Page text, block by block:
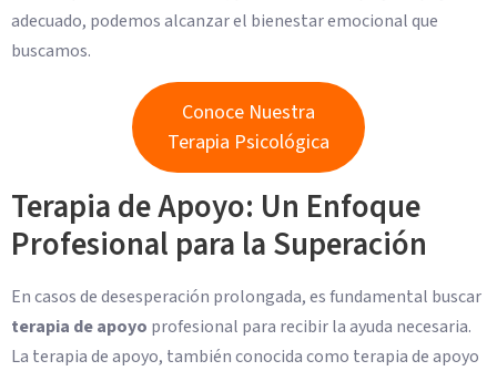
adecuado, podemos alcanzar el bienestar emocional que
buscamos.
Conoce Nuestra
Terapia Psicológica
Terapia de Apoyo: Un Enfoque
Profesional para la Superación
En casos de desesperación prolongada, es fundamental buscar
terapia de apoyo profesional para recibir la ayuda necesaria.
La terapia de apoyo, también conocida como terapia de apoyo